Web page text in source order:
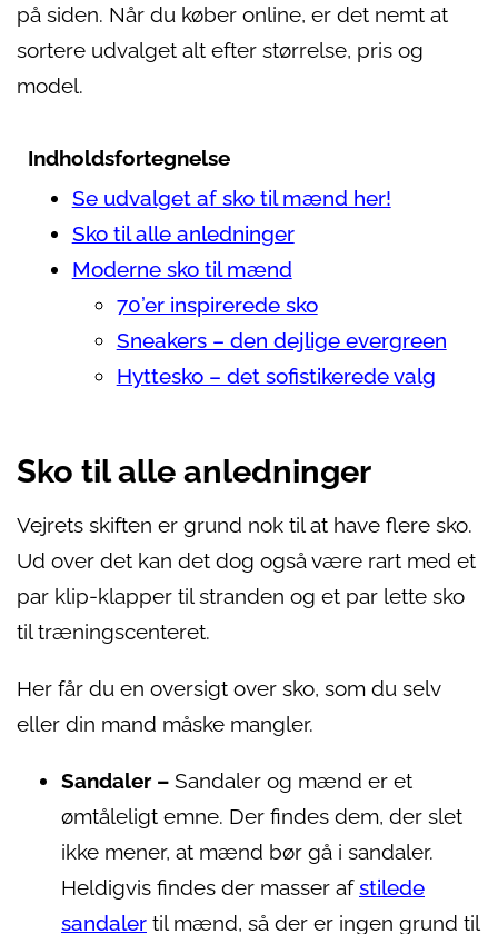
på siden. Når du køber online, er det nemt at
sortere udvalget alt efter størrelse, pris og
model.
Indholdsfortegnelse
Se udvalget af sko til mænd her!
Sko til alle anledninger
Moderne sko til mænd
70’er inspirerede sko
Sneakers – den dejlige evergreen
Hyttesko – det sofistikerede valg
Sko til alle anledninger
Vejrets skiften er grund nok til at have flere sko.
Ud over det kan det dog også være rart med et
par klip-klapper til stranden og et par lette sko
til træningscenteret.
Her får du en oversigt over sko, som du selv
eller din mand måske mangler.
Sandaler – Sandaler og mænd er et
ømtåleligt emne. Der findes dem, der slet
ikke mener, at mænd bør gå i sandaler.
Heldigvis findes der masser afstilede
sandaler til mænd, så der er ingen grund til